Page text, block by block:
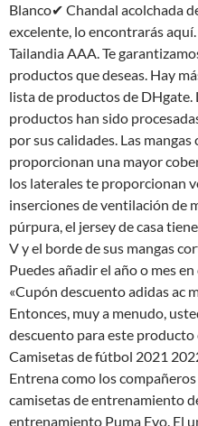
Blanco✔ Chandal acolchada
excelente, lo encontrarás
Tailandia AAA. Te
productos que deseas. Hay
lista de productos de DHgate.
productos han sido
por sus calidades. Las
proporcionan una mayor
los laterales te proporcionan
inserciones de ventilación de
púrpura, el jersey de casa
V y el borde de sus mangas
Puedes añadir el año o mes
«Cupón descuento adidas ac
Entonces, muy a menudo,
descuento para este
Camisetas de fútbol 2021
Entrena como los
camisetas de entrenamiento
entrenamiento Puma Evo. El